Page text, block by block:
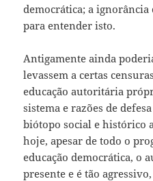
democrática; a ignorância
para entender isto.
Antigamente ainda
levassem a certas
educação autoritária
sistema e razões de
biótopo social e histórico
hoje, apesar de todo o
educação democrática, o
presente e é tão